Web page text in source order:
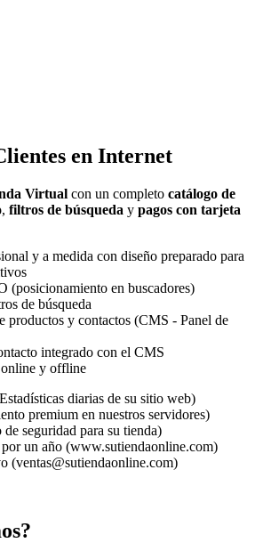
en Internet
Virtual con un completo catálogo de
, filtros de búsqueda y pagos con tarjeta
y a medida con diseño preparado para
(posicionamiento en buscadores)
de búsqueda
productos y contactos (CMS - Panel de
integrado con el CMS
y offline
diarias de su sitio web)
premium en nuestros servidores)
seguridad para su tienda)
un año (www.sutiendaonline.com)
(ventas@sutiendaonline.com)